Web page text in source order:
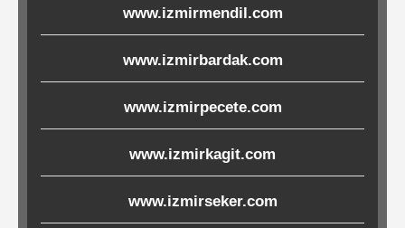
Melamin
Ürünler
Porselen-
www.izmirmendil.com
www.izmirbardak.com
www.izmirpecete.com
www.izmirkagit.com
www.izmirseker.com